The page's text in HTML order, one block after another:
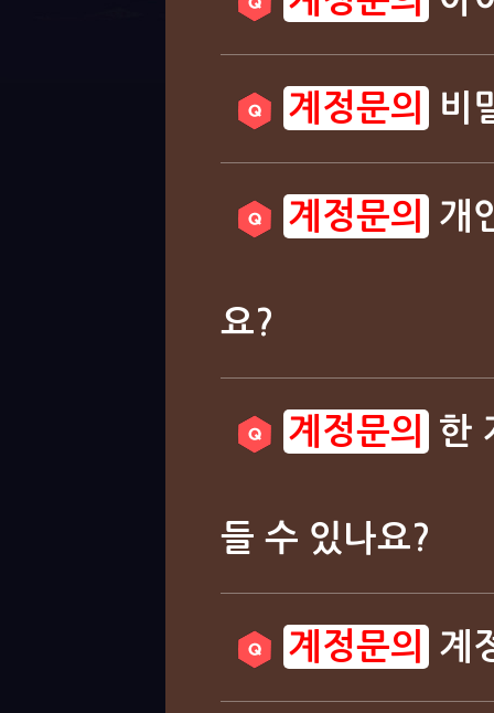
비
개
요?
한
들 수 있나요?
계